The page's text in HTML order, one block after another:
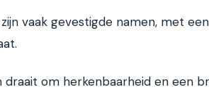
vaak gevestigde namen, met
om herkenbaarheid en een